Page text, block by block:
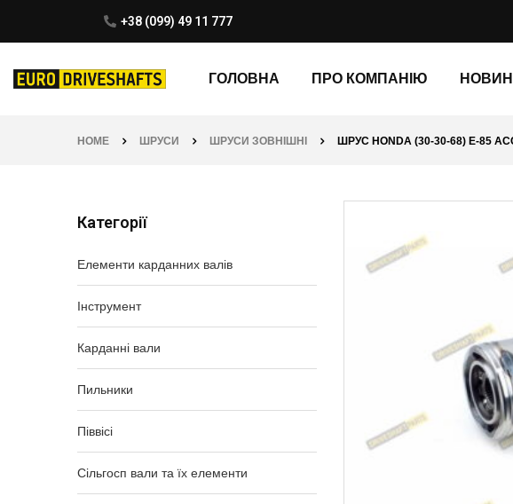
+38 (099) 49 11 777
ГОЛОВНА ПРО КОМПАНІЮ
HOME ШРУСИ ШРУСИ ЗОВНІШНІ ШРУС HONDA (30-30-68) E-85
Категорії
Елементи карданних валів
Інструмент
Карданні вали
Пильники
Піввісі
Сільгосп вали та їх елементи